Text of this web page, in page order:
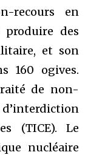
recours en
des
et son
160 ogives.
de non-
(TICE). Le
nucléaire